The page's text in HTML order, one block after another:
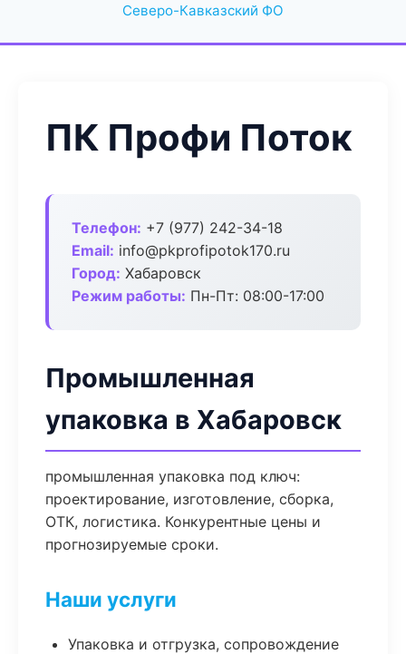
Северо-Кавказский ФО
ПК Профи Поток
Телефон: +7 (977) 242-34-18
Email: info@pkprofipotok170.ru
Город: Хабаровск
Режим работы: Пн-Пт: 08:00-17:00
Промышленная
упаковка в Хабаровск
промышленная упаковка под ключ:
проектирование, изготовление, сборка,
ОТК, логистика. Конкурентные цены и
прогнозируемые сроки.
Наши услуги
Упаковка и отгрузка, сопровождение